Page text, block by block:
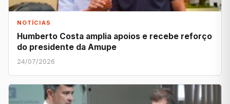
NOTÍCIAS
Humberto Costa amplia apoios e recebe reforço
do presidente da Amupe
24/07/2026